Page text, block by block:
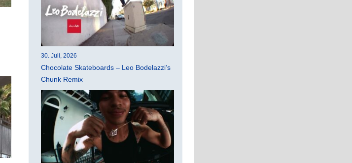
30. Juli, 2026
Chocolate Skateboards – Leo Bodelazzi’s
Chunk Remix